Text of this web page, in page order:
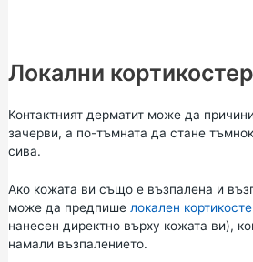
Локални
Контактният дерматит може да
зачерви, а по-тъмната да стане
сива.
Ако кожата ви също е възпалена и
може да предпише локален
нанесен директно върху кожата ви),
намали възпалението.